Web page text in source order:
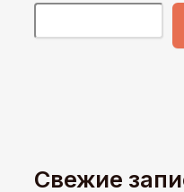
Свежие